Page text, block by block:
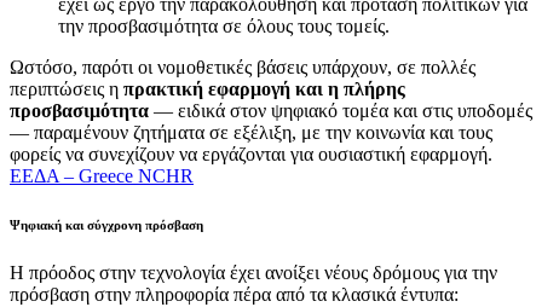
έχει ως έργο την παρακολούθηση και πρόταση πολιτικών για
την προσβασιμότητα σε όλους τους τομείς.
Ωστόσο, παρότι οι νομοθετικές βάσεις υπάρχουν, σε πολλές
περιπτώσεις η πρακτική εφαρμογή και η πλήρης
προσβασιμότητα — ειδικά στον ψηφιακό τομέα και στις υποδομές
— παραμένουν ζητήματα σε εξέλιξη, με την κοινωνία και τους
φορείς να συνεχίζουν να εργάζονται για ουσιαστική εφαρμογή.
ΕΕΔΑ – Greece NCHR
Ψηφιακή και σύγχρονη πρόσβαση
Η πρόοδος στην τεχνολογία έχει ανοίξει νέους δρόμους για την
πρόσβαση στην πληροφορία πέρα από τα κλασικά έντυπα: